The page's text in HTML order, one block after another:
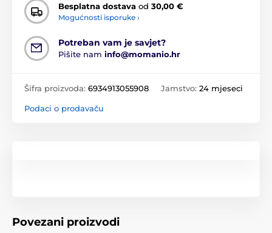
Besplatna dostava od 30,00 €
Mogućnosti isporuke ›
Potreban vam je savjet?
Pišite nam info@momanio.hr
Šifra proizvoda: 6934913055908 Jamstvo: 24 mjeseci
Podaci o prodavaču
Povezani proizvodi